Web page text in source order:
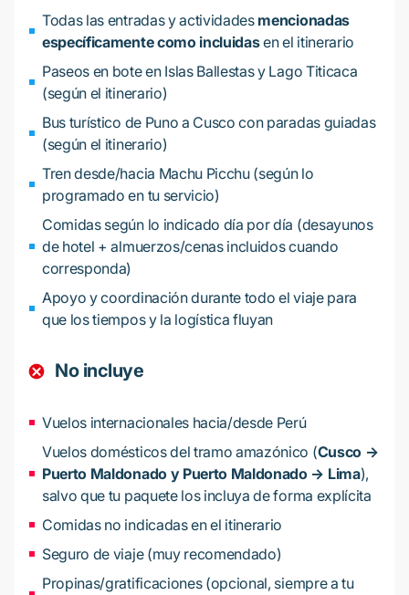
Todas las entradas y actividades mencionadas
específicamente como incluidasen el itinerario
Paseos en bote en Islas Ballestas y Lago Titicaca
(según el itinerario)
Bus turístico de Puno a Cusco con paradas guiadas
(según el itinerario)
Tren desde/hacia Machu Picchu (según lo
programado en tu servicio)
Comidas según lo indicado día por día (desayunos
de hotel + almuerzos/cenas incluidos cuando
corresponda)
Apoyo y coordinación durante todo el viaje para
que los tiempos y la logística fluyan
No incluye
Vuelos internacionales hacia/desde Perú
Vuelos domésticos del tramo amazónico (Cusco →
Puerto Maldonado y Puerto Maldonado → Lima),
salvo que tu paquete los incluya de forma explícita
Comidas no indicadas en el itinerario
Seguro de viaje (muy recomendado)
Propinas/gratificaciones (opcional, siempre a tu